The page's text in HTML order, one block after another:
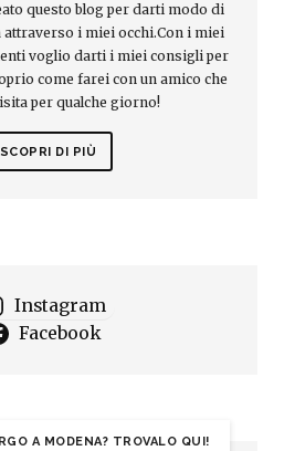
questo blog per darti modo di
attraverso i miei occhi.Con i miei
voglio darti i miei consigli per
come farei con un amico che
per qualche giorno!
SCOPRI DI PIÙ
Instagram
Facebook
A MODENA? TROVALO QUI!